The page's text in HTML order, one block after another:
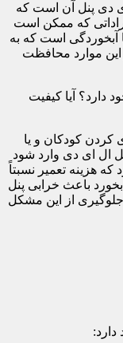
دی پنل آن است که
که ممکن است
آبخوردگی است که به
این موارد محافظت
دارد؟ آیا کیفیت
کردن کودکان و یا
ال ای دی وارد شود
هزینه تعمیر نسبتاً
باعث خرابی پنل
جلوگیری از این مشکل